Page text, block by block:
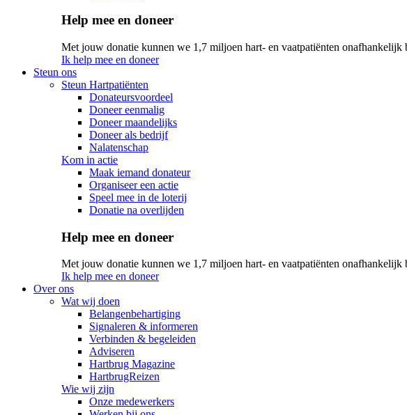
Help mee en doneer
Met jouw donatie kunnen we 1,7 miljoen hart- en vaatpatiënten onafhankelijk
Ik help mee en doneer
Steun ons
Steun Hartpatiënten
Donateursvoordeel
Doneer eenmalig
Doneer maandelijks
Doneer als bedrijf
Nalatenschap
Kom in actie
Maak iemand donateur
Organiseer een actie
Speel mee in de loterij
Donatie na overlijden
Help mee en doneer
Met jouw donatie kunnen we 1,7 miljoen hart- en vaatpatiënten onafhankelijk
Ik help mee en doneer
Over ons
Wat wij doen
Belangenbehartiging
Signaleren & informeren
Verbinden & begeleiden
Adviseren
Hartbrug Magazine
HartbrugReizen
Wie wij zijn
Onze medewerkers